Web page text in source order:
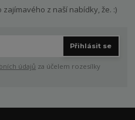
z naší nabídky, že. :)
Přihlásit se
údajů za účelem rozesílky